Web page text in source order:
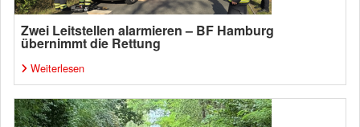
Zwei Leitstellen alarmieren – BF Hamburg
übernimmt die Rettung
Weiterlesen